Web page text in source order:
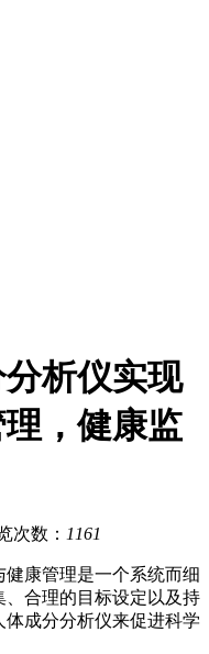
析仪实现
，健康监
次数： 1161
健康管理是一个系统而细
合理的目标设定以及持
成分分析仪来促进科学